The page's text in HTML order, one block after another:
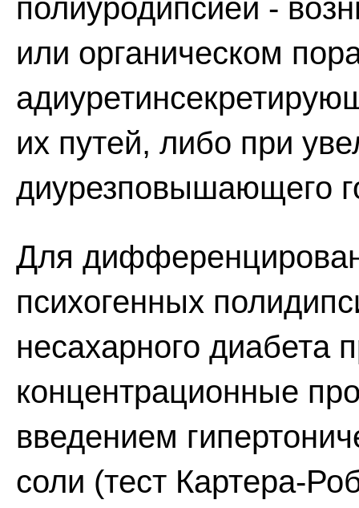
полиуродипсией -
или органическом
их путей, либо при
диурезповышающего
Для
психогенных
несахарного диабета
концентрационные
введением
соли (тест Картера-